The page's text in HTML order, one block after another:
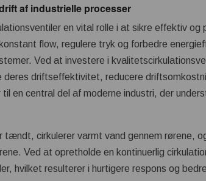
af industrielle processer
en vital rolle i at sikre effektiv og
flow, regulere tryk og forbedre
Ved at investere i
deres driftseffektivitet, reducere
en central del af moderne industri, der
tændt, cirkulerer varmt vand gennem rørene,
Ved at opretholde en kontinuerlig
hvilket resulterer i hurtigere respons og